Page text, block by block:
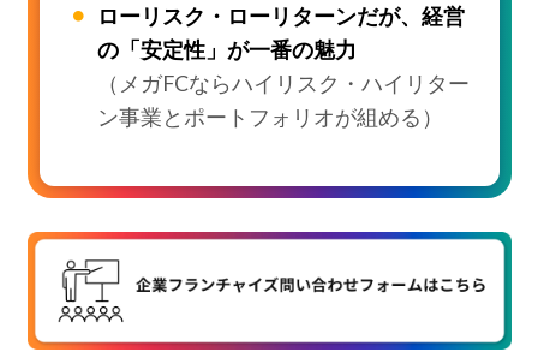
ローリスク・ローリターンだが、経営
の「安定性」が一番の魅力
（メガFCならハイリスク・ハイリター
ン事業とポートフォリオが組める）